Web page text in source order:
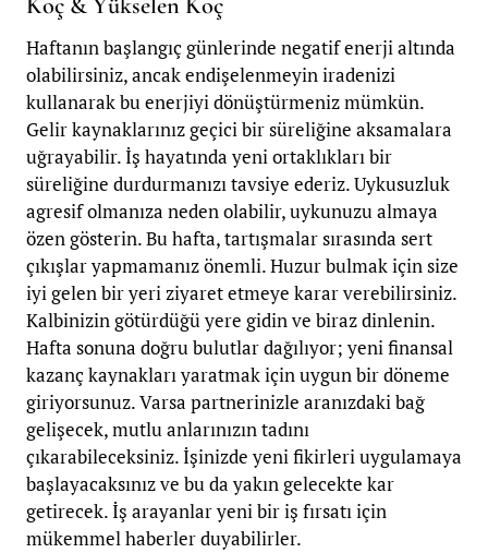
Haftanın başlangıç günlerinde negatif enerji altında
olabilirsiniz, ancak endişelenmeyin iradenizi
kullanarak bu enerjiyi dönüştürmeniz mümkün.
Gelir kaynaklarınız geçici bir süreliğine aksamalara
uğrayabilir. İş hayatında yeni ortaklıkları bir
süreliğine durdurmanızı tavsiye ederiz. Uykusuzluk
agresif olmanıza neden olabilir, uykunuzu almaya
özen gösterin. Bu hafta, tartışmalar sırasında sert
çıkışlar yapmamanız önemli. Huzur bulmak için size
iyi gelen bir yeri ziyaret etmeye karar verebilirsiniz.
Kalbinizin götürdüğü yere gidin ve biraz dinlenin.
Hafta sonuna doğru bulutlar dağılıyor; yeni finansal
kazanç kaynakları yaratmak için uygun bir döneme
giriyorsunuz. Varsa partnerinizle aranızdaki bağ
gelişecek, mutlu anlarınızın tadını
çıkarabileceksiniz. İşinizde yeni fikirleri uygulamaya
başlayacaksınız ve bu da yakın gelecekte kar
getirecek. İş arayanlar yeni bir iş fırsatı için
mükemmel haberler duyabilirler.